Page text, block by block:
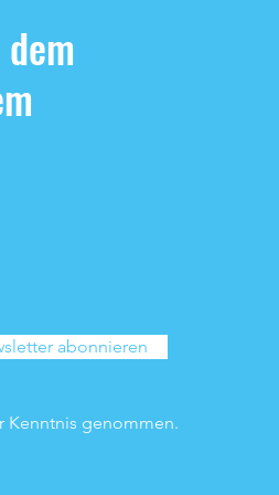
abonnieren
Kenntnis genommen.